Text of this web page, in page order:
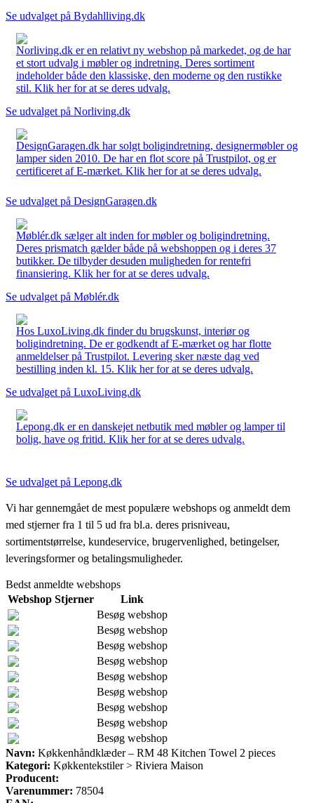
Se udvalget på Bydahlliving.dk
Norliving.dk er en relativt ny webshop på markedet, og de har
et stort udvalg i møbler og indretning. Deres sortiment
indeholder både den klassiske, den moderne og den rustikke
stil. Klik her for at se deres udvalg.
Se udvalget på Norliving.dk
DesignGaragen.dk har solgt boligindretning, designermøbler og
lamper siden 2010. De har en flot score på Trustpilot, og er
certificeret af E-mærket. Klik her for at se deres udvalg.
Se udvalget på DesignGaragen.dk
Møblér.dk sælger alt inden for møbler og boligindretning.
Deres prismatch gælder både på webshoppen og i deres 37
butikker. De tilbyder desuden muligheden for rentefri
finansiering. Klik her for at se deres udvalg.
Se udvalget på Møblér.dk
Hos LuxoLiving.dk finder du brugskunst, interiør og
boligindretning. De er godkendt af E-mærket og har flotte
anmeldelser på Trustpilot. Levering sker næste dag ved
bestilling inden kl. 15. Klik her for at se deres udvalg.
Se udvalget på LuxoLiving.dk
Lepong.dk er en danskejet netbutik med møbler og lamper til
bolig, have og fritid. Klik her for at se deres udvalg.
Se udvalget på Lepong.dk
Vi har gennemgået de mest populære webshops og anmeldt dem
med stjerner fra 1 til 5 ud fra bl.a. deres prisniveau,
sortimentstørrelse, kundeservice, brugervenlighed, betingelser,
leveringsformer og betalingsmuligheder.
Bedst anmeldte webshops
Webshop Stjerner
Link
Besøg webshop
Besøg webshop
Besøg webshop
Besøg webshop
Besøg webshop
Besøg webshop
Besøg webshop
Besøg webshop
Besøg webshop
Navn: Køkkenhåndklæder – RM 48 Kitchen Towel 2 pieces
Kategori: Køkkentekstiler > Riviera Maison
Producent:
Varenummer: 78504